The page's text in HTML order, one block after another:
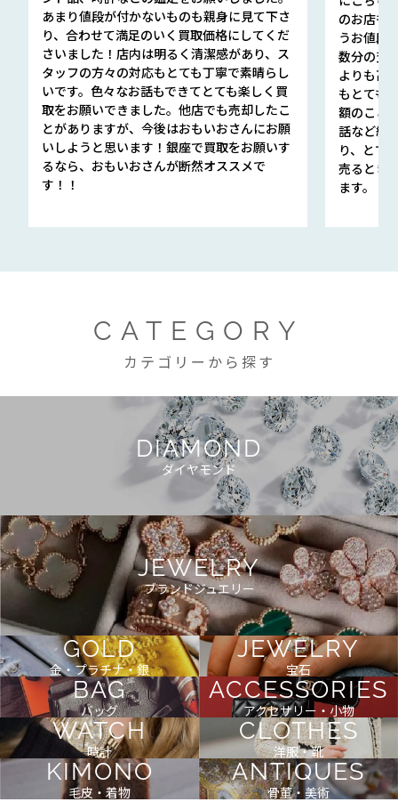
あまり値段が付かないものも親身に見て下さ
り、合わせて満足のいく買取価格にしてくだ
さいました！店内は明るく清潔感があり、ス
タッフの方々の対応もとても丁寧で素晴らし
いです。色々なお話もできてとても楽しく買
取をお願いできました。他店でも売却したこ
とがありますが、今後はおもいおさんにお願
いしようと思います！銀座で買取をお願いす
るなら、おもいおさんが断然オススメで
す！！
のお店も
うお値段
数分の査
よりも高
もとても
額のこと
話など細
り、とて
売るとき
ます。
CATEGORY
カテゴリーから探す
DIAMOND
ダイヤモンド
JEWELRY
ブランドジュエリー
GOLD
金・プラチナ・銀
JEWELRY
宝石
BAG
バッグ
ACCESSORIES
アクセサリー・小物
WATCH
時計
CLOTHES
洋服・靴
KIMONO
毛皮・着物
ANTIQUES
骨董・美術